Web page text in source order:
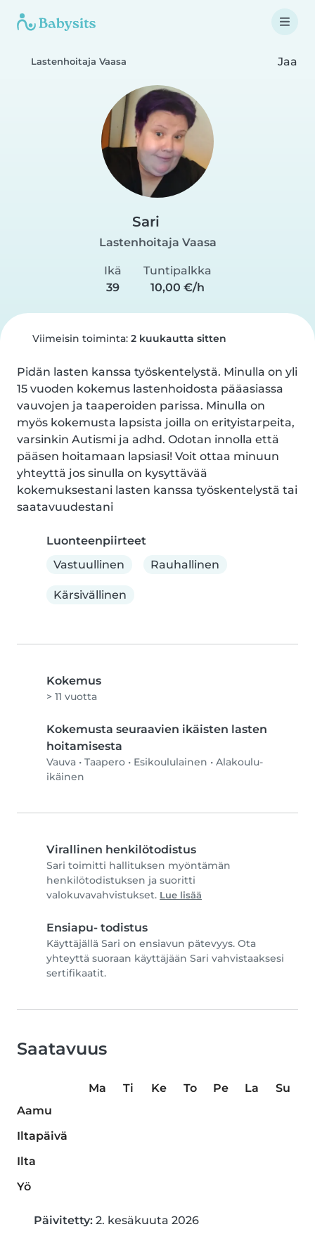
Lastenhoitaja Vaasa Jaa
Sari
Lastenhoitaja Vaasa
Ikä
39
Tuntipalkka
10,00 €/h
Viimeisin toiminta: 2 kuukautta sitten
Pidän lasten kanssa työskentelystä. Minulla on yli
15 vuoden kokemus lastenhoidosta pääasiassa
vauvojen ja taaperoiden parissa. Minulla on
myös kokemusta lapsista joilla on erityistarpeita,
varsinkin Autismi ja adhd. Odotan innolla että
pääsen hoitamaan lapsiasi! Voit ottaa minuun
yhteyttä jos sinulla on kysyttävää
kokemuksestani lasten kanssa työskentelystä tai
saatavuudestani
Luonteenpiirteet
Vastuullinen
Rauhallinen
Kärsivällinen
Kokemus
> 11 vuotta
Kokemusta seuraavien ikäisten lasten
hoitamisesta
Vauva • Taapero • Esikoululainen • Alakoulu-
ikäinen
Virallinen henkilötodistus
Sari toimitti hallituksen myöntämän
henkilötodistuksen ja suoritti
valokuvavahvistukset. Lue lisää
Ensiapu- todistus
Käyttäjällä Sari on ensiavun pätevyys. Ota
yhteyttä suoraan käyttäjään Sari vahvistaaksesi
sertifikaatit.
Saatavuus
Ma Ti Ke To Pe La
Su
Aamu
Iltapäivä
Ilta
Yö
Päivitetty: 2. kesäkuuta 2026